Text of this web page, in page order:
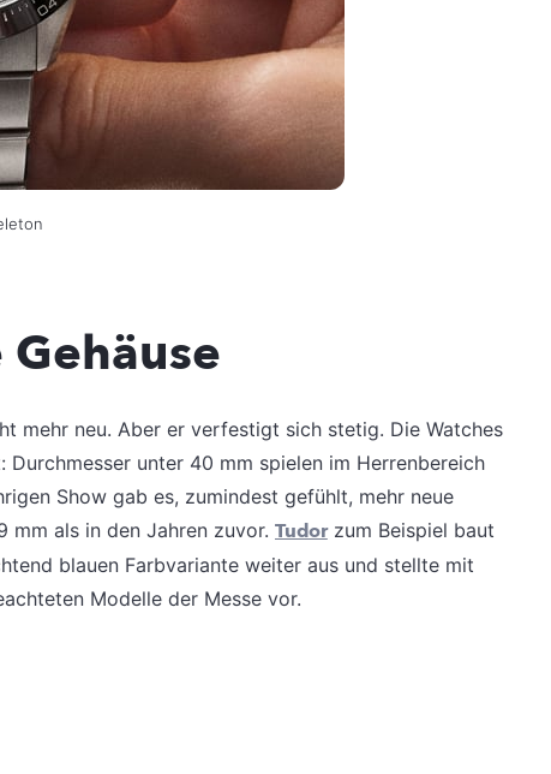
mehr neu. Aber er verfestigt sich stetig. Die Watches
unter 40 mm spielen im Herrenbereich
Show gab es, zumindest gefühlt, mehr neue
mm als in den Jahren zuvor. Tudorzum Beispiel baut
blauen Farbvariante weiter aus und stellte mit
Modelle der Messe vor.